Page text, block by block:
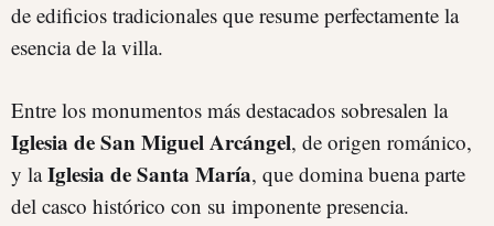
de edificios tradicionales que resume perfectamente la
esencia de la villa.
Entre los monumentos más destacados sobresalen la
Iglesia de San Miguel Arcángel, de origen románico,
y laIglesia de Santa María, que domina buena parte
del casco histórico con su imponente presencia.